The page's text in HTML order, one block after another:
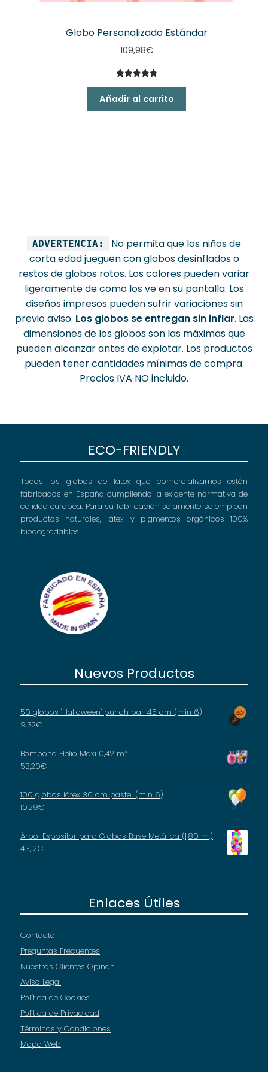
Globo Personalizado Estándar
109,98€
con 4.95
Añadir al carrito
ADVERTENCIA:
No permita que los niños de
corta edad jueguen con globos desinflados o
restos de globos rotos. Los colores pueden variar
ligeramente de como los ve en su pantalla. Los
diseños impresos pueden sufrir variaciones sin
previo aviso. Los globos se entregan sin inflar. Las
dimensiones de los globos son las máximas que
pueden alcanzar antes de explotar. Los productos
pueden tener cantidades mínimas de compra.
Precios IVA NO incluido.
ECO-FRIENDLY
Todos los globos de látex que comercializamos están
fabricados en España cumpliendo la exigente normativa de
calidad europea. Para su fabricación solamente se emplean
productos naturales, látex y pigmentos orgánicos 100%
biodegradables.
Nuevos Productos
50 globos "Halloween" punch ball 45 cm (min 6)
9,32€
Bombona Helio Maxi 0,42 m³
53,20€
100 globos látex 30 cm pastel (min 6)
10,29€
Árbol Expositor para Globos Base Metálica (1,80 m.)
43,12€
Enlaces Útiles
Contacto
Preguntas Frecuentes
Nuestros Clientes Opinan
Aviso Legal
Política de Cookies
Política de Privacidad
Términos y Condiciones
Mapa Web